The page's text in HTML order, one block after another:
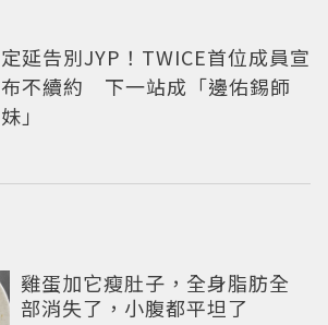
定延告別JYP！TWICE首位成員宣
布不續約 下一站成「邊佑錫師
妹」
雞蛋加它瘦肚子，全身脂肪全
部消失了，小腹都平坦了